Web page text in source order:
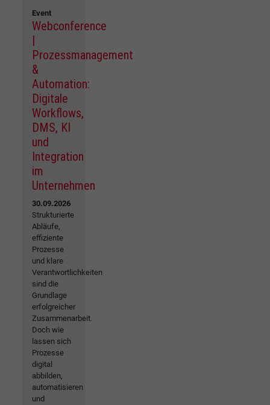
Event
Webconference
|
Prozessmanagement
&
Automation:
Digitale
Workflows,
DMS, KI
und
Integration
im
Unternehmen
30.09.2026
Strukturierte
Abläufe,
effiziente
Prozesse
und klare
Verantwortlichkeiten
sind die
Grundlage
erfolgreicher
Zusammenarbeit.
Doch wie
lassen sich
Prozesse
digital
abbilden,
automatisieren
und